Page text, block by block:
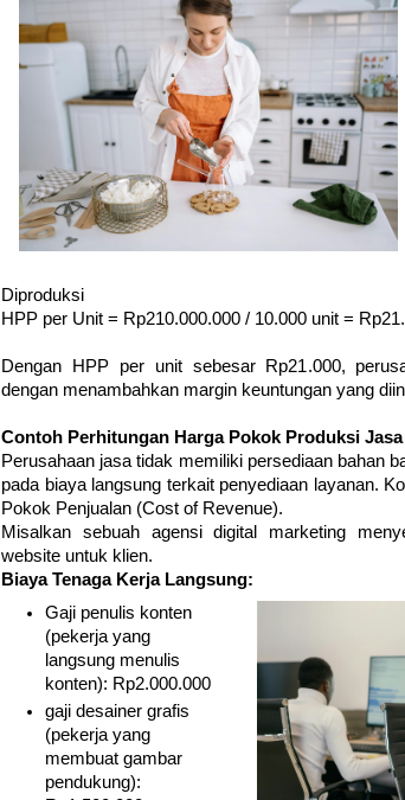
Diproduksi
HPP per Unit = Rp210.000.000 / 10.000 unit =
Dengan HPP per unit sebesar Rp21.000,
dengan menambahkan margin keuntungan yang
Contoh Perhitungan Harga Pokok Produksi Jasa
Perusahaan jasa tidak memiliki persediaan bahan
pada biaya langsung terkait penyediaan layanan.
Pokok Penjualan (Cost of Revenue).
Misalkan sebuah agensi digital marketing
website untuk klien.
Biaya Tenaga Kerja Langsung:
Gaji penulis konten
(pekerja yang
langsung menulis
konten): Rp2.000.000
gaji desainer grafis
(pekerja yang
membuat gambar
pendukung):